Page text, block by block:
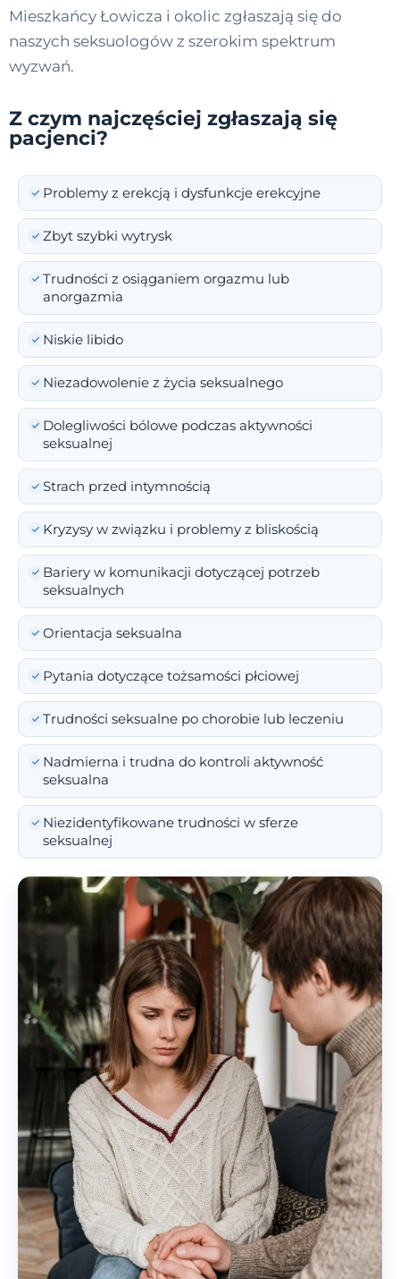
Mieszkańcy Łowicza i okolic zgłaszają się do
naszych seksuologów z szerokim spektrum
wyzwań.
Z czym najczęściej zgłaszają się
pacjenci?
Problemy z erekcją i dysfunkcje erekcyjne
Zbyt szybki wytrysk
Trudności z osiąganiem orgazmu lub
anorgazmia
Niskie libido
Niezadowolenie z życia seksualnego
Dolegliwości bólowe podczas aktywności
seksualnej
Strach przed intymnością
Kryzysy w związku i problemy z bliskością
Bariery w komunikacji dotyczącej potrzeb
seksualnych
Orientacja seksualna
Pytania dotyczące tożsamości płciowej
Trudności seksualne po chorobie lub leczeniu
Nadmierna i trudna do kontroli aktywność
seksualna
Niezidentyfikowane trudności w sferze
seksualnej